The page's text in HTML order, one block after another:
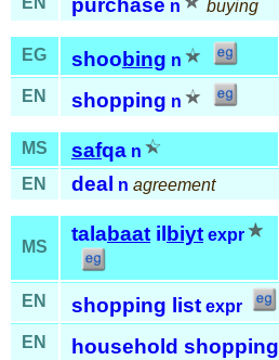
purchase n buying
EG shoobing n
EN shopping n
MS safqa n
EN deal n agreement
MS
talabaat il biyt expr
EN shopping list expr
EN
household shopping